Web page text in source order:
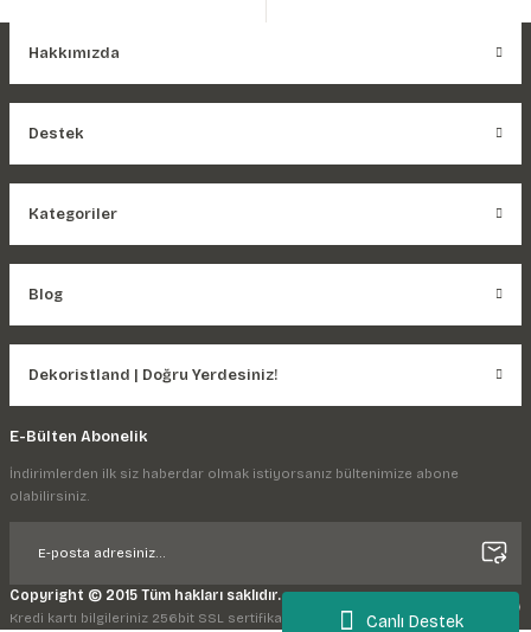
Canlı Destek
Hakkımızda
Destek
Kategoriler
Blog
Dekoristland | Doğru Yerdesiniz!
E-Bülten Abonelik
İndirimlerden ilk siz haberdar olmak istiyorsanız bültenimize abone
olabilirsiniz.
Copyright © 2015 Tüm hakları saklıdır.
Kredi kartı bilgileriniz 256bit SSL sertifikası ile korunmaktadır.